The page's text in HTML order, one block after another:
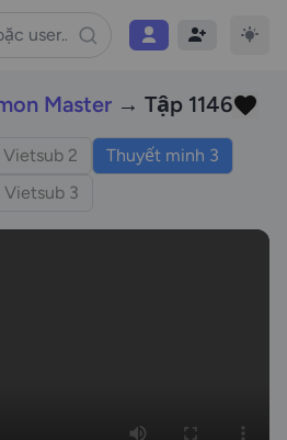
Master→ Tập 1146
Vietsub 2
Thuyết minh 3
Vietsub 3